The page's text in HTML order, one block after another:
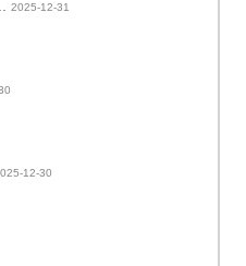
2025-12-31
12-30